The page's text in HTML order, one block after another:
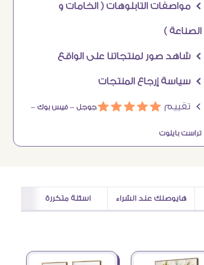
Ö مواصفات التابلوهات ( الخامات و
الصناعة )
Ö شاهد صور لمنتجاتنا على الواقع
Ö سياسة إرجاع المنتجات
Ö تقييم áááááجوجل – فيس بوك –
تراست بايلوت
هايوصلك عند الشراء اسئلة متكررة